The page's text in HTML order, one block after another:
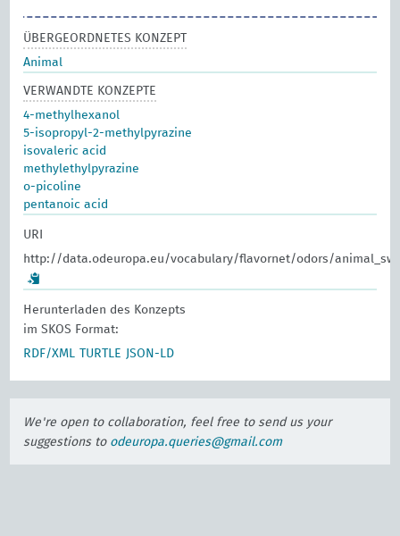
ÜBERGEORDNETES KONZEPT
Animal
VERWANDTE KONZEPTE
4-methylhexanol
5-isopropyl-2-methylpyrazine
isovaleric acid
methylethylpyrazine
o-picoline
pentanoic acid
URI
http://data.odeuropa.eu/vocabulary/flavornet/odors/
Herunterladen des Konzepts
im SKOS Format:
RDF/XML
TURTLE JSON-LD
We're open to collaboration, feel free to send us your
suggestions to odeuropa.queries@gmail.com